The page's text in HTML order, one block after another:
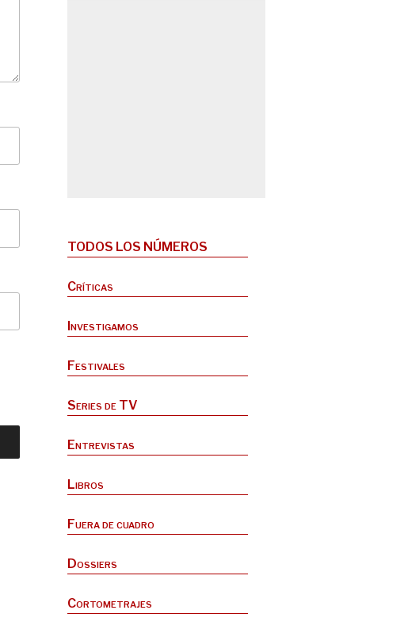
TODOS LOS NÚMEROS
Críticas
Investigamos
Festivales
Series de TV
Entrevistas
Libros
Fuera de cuadro
Dossiers
Cortometrajes